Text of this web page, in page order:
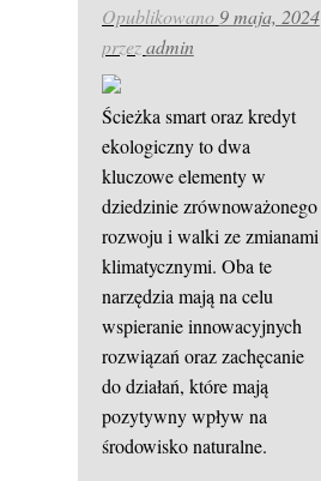
Opublikowano 9 maja, 2024
przezadmin
Ścieżka smart oraz kredyt
ekologiczny to dwa
kluczowe elementy w
dziedzinie zrównoważonego
rozwoju i walki ze zmianami
klimatycznymi. Oba te
narzędzia mają na celu
wspieranie innowacyjnych
rozwiązań oraz zachęcanie
do działań, które mają
pozytywny wpływ na
środowisko naturalne.